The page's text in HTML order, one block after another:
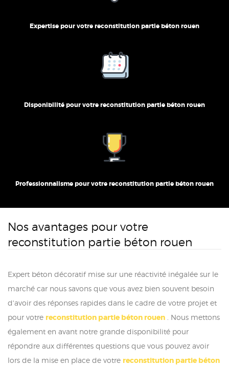
Expertise pour votre reconstitution partie béton rouen
Disponibilité pour votre reconstitution partie béton rouen
Professionnalisme pour votre reconstitution partie béton rouen
Nos avantages pour votre
reconstitution partie béton rouen
Expert béton décoratif mise sur une réactivité inégalée sur le
marché car nous savons que vous avez bien souvent besoin
d'avoir des réponses rapides dans le cadre de votre projet et
pour votre reconstitution partie béton rouen . Nous mettons
également en avant notre grande disponibilité pour
répondre aux différentes questions que vous pouvez avoir
lors de la mise en place de votre reconstitution partie béton